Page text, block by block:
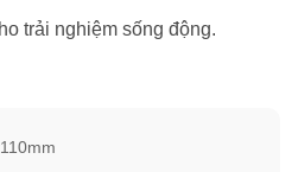
trải nghiệm sống động.